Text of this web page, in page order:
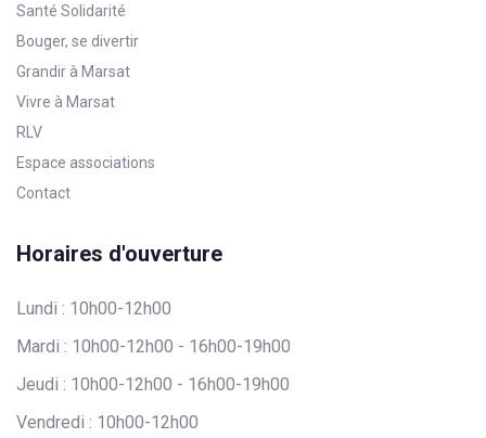
Santé Solidarité
Bouger, se divertir
Grandir à Marsat
Vivre à Marsat
RLV
Espace associations
Contact
Horaires d'ouverture
Lundi : 10h00-12h00
Mardi : 10h00-12h00 - 16h00-19h00
Jeudi : 10h00-12h00 - 16h00-19h00
Vendredi : 10h00-12h00